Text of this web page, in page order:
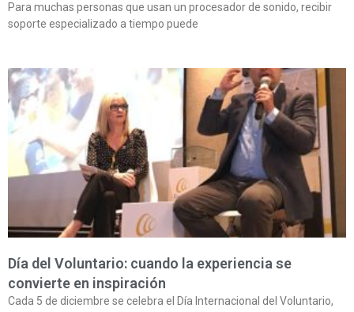
Para muchas personas que usan un procesador de sonido, recibir
soporte especializado a tiempo puede
Día del Voluntario: cuando la experiencia se
convierte en inspiración
Cada 5 de diciembre se celebra el Día Internacional del Voluntario,